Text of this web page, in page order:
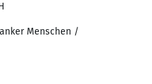
Menschen /